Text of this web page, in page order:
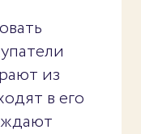
из
в его